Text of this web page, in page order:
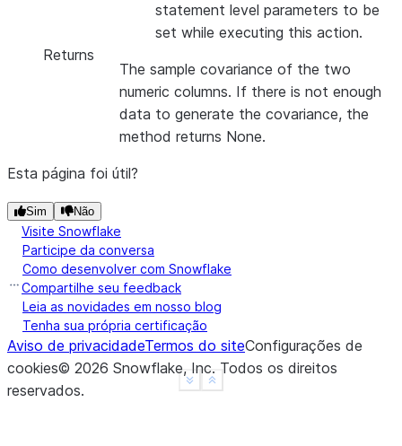
Show less
See more
statement level parameters to be
set while executing this action.
Returns
The sample covariance of the two
numeric columns. If there is not enough
data to generate the covariance, the
method returns None.
Esta página foi útil?
Sim Não
Visite Snowflake
Participe da conversa
Como desenvolver com Snowflake
Compartilhe seu feedback
Leia as novidades em nosso blog
Tenha sua própria certificação
Aviso de privacidadeTermos do siteConfigurações de
cookies© 2026 Snowflake, Inc. Todos os direitos
reservados.